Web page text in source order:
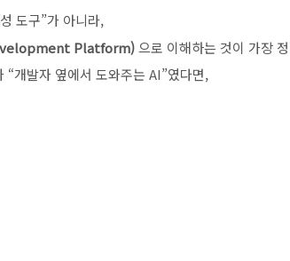
도구”가 아니라,
Platform)으로 이해하는 것이 가장
발자 옆에서 도와주는 AI”였다면,